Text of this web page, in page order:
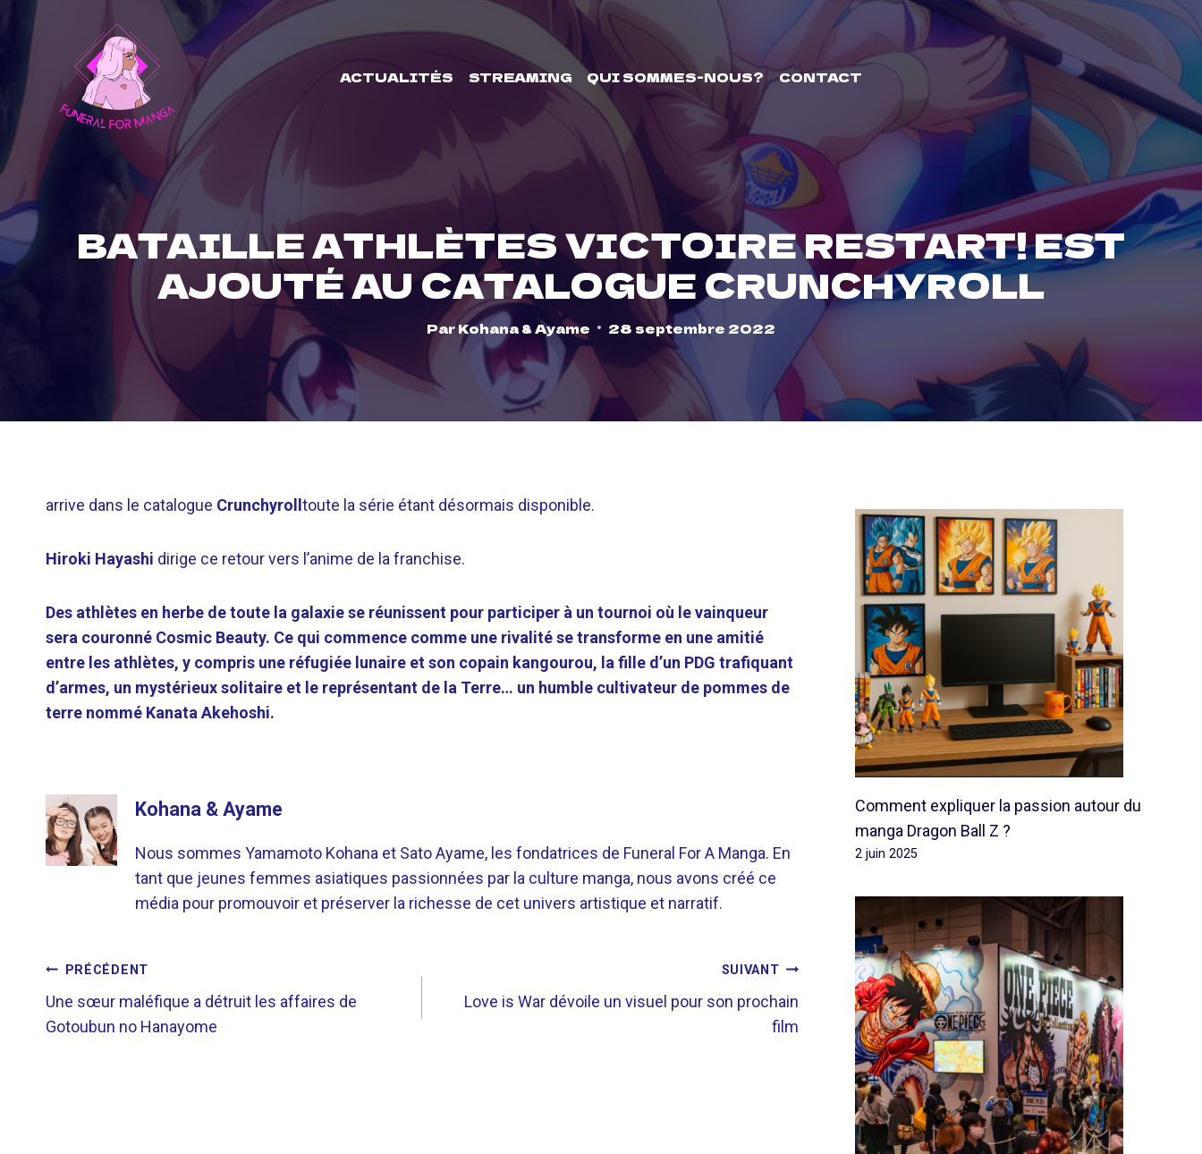
content
ACTUALITÉS STREAMING QUI SOMMES-NOUS? CONTACT
BATAILLE ATHLÈTES VICTOIRE RESTART! EST
AJOUTÉ AU CATALOGUE CRUNCHYROLL
ParKohana & Ayame 28 septembre 2022
arrive dans le catalogue Crunchyroll toute la série étant désormais disponible.
Hiroki Hayashi dirige ce retour vers l’anime de la franchise.
Des athlètes en herbe de toute la galaxie se réunissent pour participer à un tournoi où le vainqueur
sera couronné Cosmic Beauty. Ce qui commence comme une rivalité se transforme en une amitié
entre les athlètes, y compris une réfugiée lunaire et son copain kangourou, la fille d’un PDG trafiquant
d’armes, un mystérieux solitaire et le représentant de la Terre… un humble cultivateur de pommes de
terre nommé Kanata Akehoshi.
Kohana & Ayame
Nous sommes Yamamoto Kohana et Sato Ayame, les fondatrices de Funeral For A Manga. En
tant que jeunes femmes asiatiques passionnées par la culture manga, nous avons créé ce
média pour promouvoir et préserver la richesse de cet univers artistique et narratif.
NAVIGATION
DE
PRÉCÉDENT
Une sœur maléfique a détruit les affaires de
Gotoubun no Hanayome
SUIVANT
Love is War dévoile un visuel pour son prochain
film
Comment expliquer la passion autour du
manga Dragon Ball Z ?
2 juin 2025